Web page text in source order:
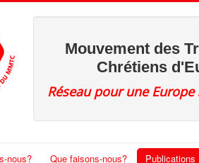
Mouvement des
Chrétiens
Réseau pour une
nous? Que faisons-nous? Publications